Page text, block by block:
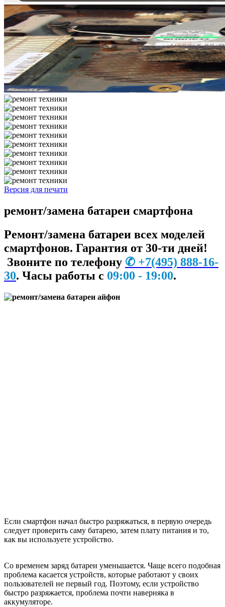
Версия для печати
ремонт/замена батареи смартфона
Ремонт/замена батареи всех моделей
смартфонов. Гарантия от 30-ти дней!
Звоните по телефону ✆ +7(495) 888-16-
30. Часы работы с 09:00 - 19:00.
Если смартфон начал быстро разряжаться, в первую очередь
следует проверить саму батарею, затем плату питания и то,
как вы используете устройство.
Со временем заряд батареи уменьшается. Чаще всего подобная
проблема касается устройств, которые работают у своих
пользователей не первый год. Поэтому, если устройство
быстро разряжается, проблема почти наверняка в
аккумуляторе.